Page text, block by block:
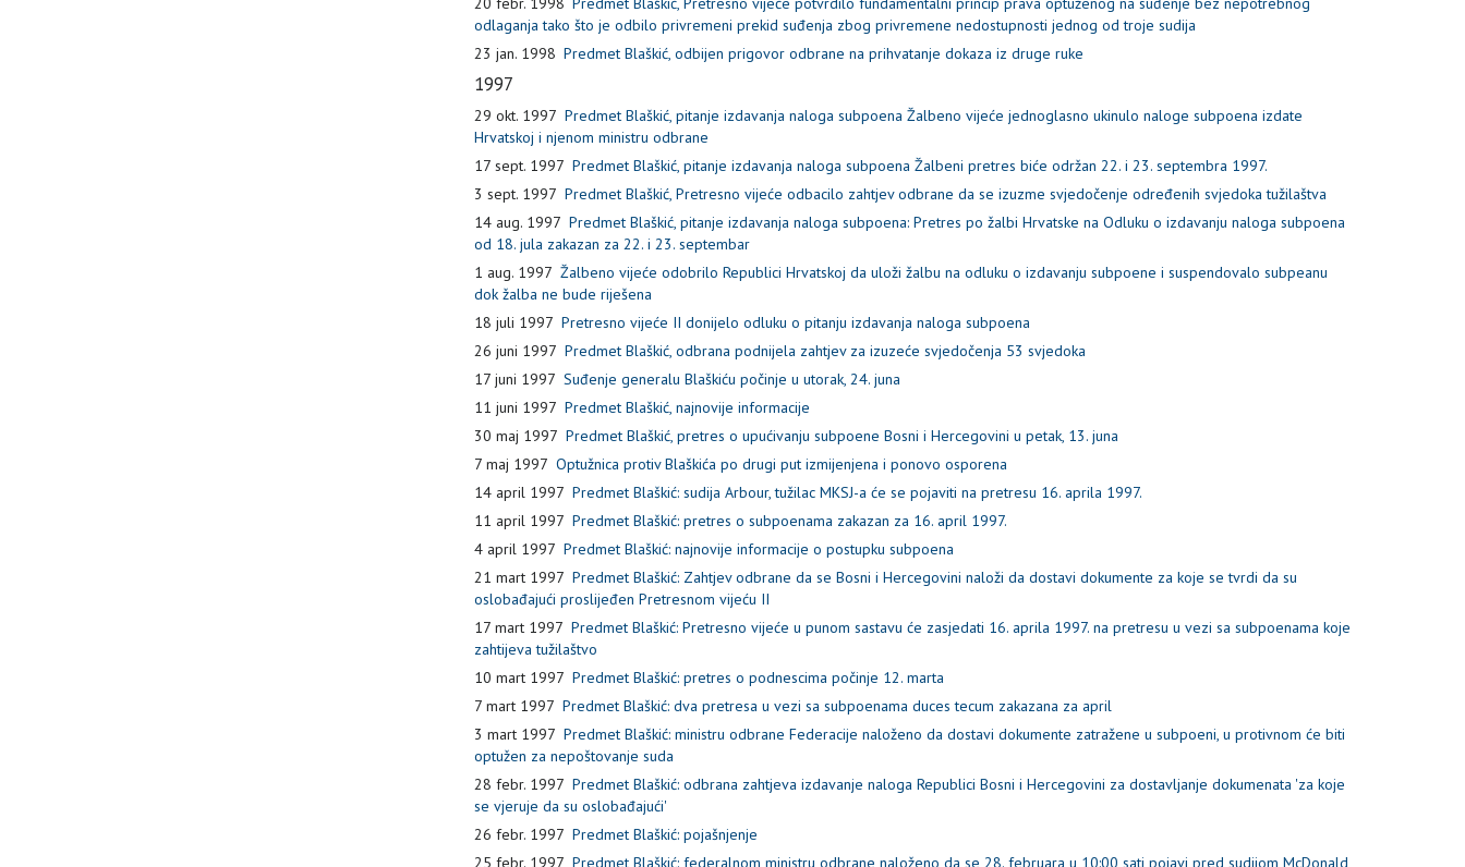
odlaganja tako što je odbilo privremeni prekid suđenja zbog privremene nedostupnosti jednog od troje sudija
23 jan. 1998 Predmet Blaškić, odbijen prigovor odbrane na prihvatanje dokaza iz druge ruke
1997
29 okt. 1997 Predmet Blaškić, pitanje izdavanja naloga subpoena Žalbeno vijeće jednoglasno ukinulo naloge subpoena izdate
Hrvatskoj i njenom ministru odbrane
17 sept. 1997 Predmet Blaškić, pitanje izdavanja naloga subpoena Žalbeni pretres biće održan 22. i 23. septembra 1997.
3 sept. 1997 Predmet Blaškić, Pretresno vijeće odbacilo zahtjev odbrane da se izuzme svjedočenje određenih svjedoka tužilaštva
14 aug. 1997 Predmet Blaškić, pitanje izdavanja naloga subpoena: Pretres po žalbi Hrvatske na Odluku o izdavanju naloga subpoena
od 18. jula zakazan za 22. i 23. septembar
1 aug. 1997 Žalbeno vijeće odobrilo Republici Hrvatskoj da uloži žalbu na odluku o izdavanju subpoene i suspendovalo subpeanu
dok žalba ne bude riješena
18 juli 1997 Pretresno vijeće II donijelo odluku o pitanju izdavanja naloga subpoena
26 juni 1997 Predmet Blaškić, odbrana podnijela zahtjev za izuzeće svjedočenja 53 svjedoka
17 juni 1997 Suđenje generalu Blaškiću počinje u utorak, 24. juna
11 juni 1997 Predmet Blaškić, najnovije informacije
30 maj 1997 Predmet Blaškić, pretres o upućivanju subpoene Bosni i Hercegovini u petak, 13. juna
7 maj 1997 Optužnica protiv Blaškića po drugi put izmijenjena i ponovo osporena
14 april 1997 Predmet Blaškić: sudija Arbour, tužilac MKSJ-a će se pojaviti na pretresu 16. aprila 1997.
11 april 1997 Predmet Blaškić: pretres o subpoenama zakazan za 16. april 1997.
4 april 1997 Predmet Blaškić: najnovije informacije o postupku subpoena
21 mart 1997 Predmet Blaškić: Zahtjev odbrane da se Bosni i Hercegovini naloži da dostavi dokumente za koje se tvrdi da su
oslobađajući proslijeđen Pretresnom vijeću II
17 mart 1997 Predmet Blaškić: Pretresno vijeće u punom sastavu će zasjedati 16. aprila 1997. na pretresu u vezi sa subpoenama koje
zahtijeva tužilaštvo
10 mart 1997 Predmet Blaškić: pretres o podnescima počinje 12. marta
7 mart 1997 Predmet Blaškić: dva pretresa u vezi sa subpoenama duces tecum zakazana za april
3 mart 1997 Predmet Blaškić: ministru odbrane Federacije naloženo da dostavi dokumente zatražene u subpoeni, u protivnom će biti
optužen za nepoštovanje suda
28 febr. 1997 Predmet Blaškić: odbrana zahtjeva izdavanje naloga Republici Bosni i Hercegovini za dostavljanje dokumenata 'za koje
se vjeruje da su oslobađajući'
26 febr. 1997 Predmet Blaškić: pojašnjenje
25 febr. 1997 Predmet Blaškić: federalnom ministru odbrane naloženo da se 28. februara u 10:00 sati pojavi pred sudijom McDonald